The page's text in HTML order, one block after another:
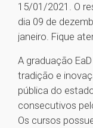
15/01/2021. O
dia 09 de
janeiro. Fique
A graduação
tradição e
pública do
consecutivos
Os cursos